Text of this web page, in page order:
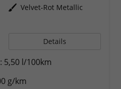
Außenfarbe Velvet-Rot Metallic
Details
5,50 l/100km
g/km